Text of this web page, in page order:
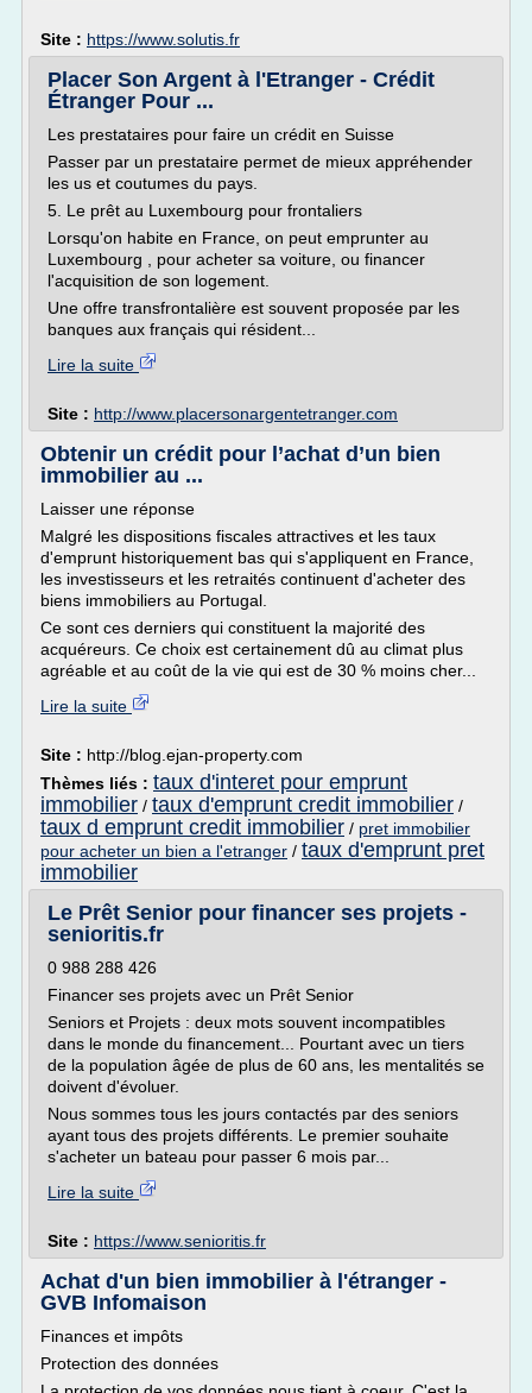
Site : https://www.solutis.fr
Placer Son Argent à l'Etranger - Crédit
Étranger Pour ...
Les prestataires pour faire un crédit en Suisse
Passer par un prestataire permet de mieux appréhender
les us et coutumes du pays.
5. Le prêt au Luxembourg pour frontaliers
Lorsqu'on habite en France, on peut emprunter au
Luxembourg , pour acheter sa voiture, ou financer
l'acquisition de son logement.
Une offre transfrontalière est souvent proposée par les
banques aux français qui résident...
Lire la suite
Site : http://www.placersonargentetranger.com
Obtenir un crédit pour l’achat d’un bien
immobilier au ...
Laisser une réponse
Malgré les dispositions fiscales attractives et les taux
d'emprunt historiquement bas qui s'appliquent en France,
les investisseurs et les retraités continuent d'acheter des
biens immobiliers au Portugal.
Ce sont ces derniers qui constituent la majorité des
acquéreurs. Ce choix est certainement dû au climat plus
agréable et au coût de la vie qui est de 30 % moins cher...
Lire la suite
Site : http://blog.ejan-property.com
Thèmes liés : taux d'interet pour emprunt
immobilier / taux d'emprunt credit immobilier /
taux d emprunt credit immobilier / pret immobilier
pour acheter un bien a l'etranger / taux d'emprunt pret
immobilier
Le Prêt Senior pour financer ses projets -
senioritis.fr
0 988 288 426
Financer ses projets avec un Prêt Senior
Seniors et Projets : deux mots souvent incompatibles
dans le monde du financement... Pourtant avec un tiers
de la population âgée de plus de 60 ans, les mentalités se
doivent d'évoluer.
Nous sommes tous les jours contactés par des seniors
ayant tous des projets différents. Le premier souhaite
s'acheter un bateau pour passer 6 mois par...
Lire la suite
Site : https://www.senioritis.fr
Achat d'un bien immobilier à l'étranger -
GVB Infomaison
Finances et impôts
Protection des données